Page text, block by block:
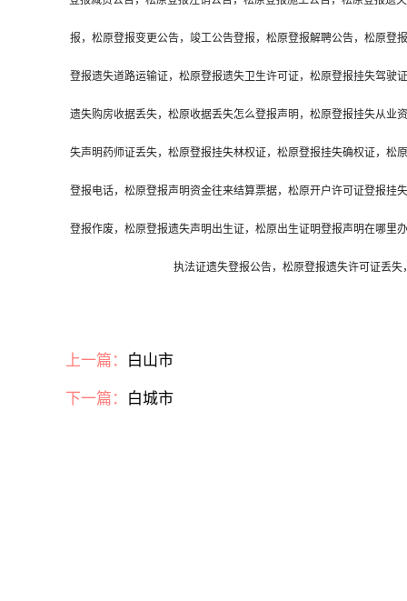
报，松原登报变更公告，竣工公告登报，松原登报解聘公告，松原登
登报遗失道路运输证，松原登报遗失卫生许可证，松原登报挂失驾驶
遗失购房收据丢失，松原收据丢失怎么登报声明，松原登报挂失从业
失声明药师证丢失，松原登报挂失林权证，松原登报挂失确权证，松
登报电话，松原登报声明资金往来结算票据，松原开户许可证登报挂
登报作废，松原登报遗失声明出生证，松原出生证明登报声明在哪里
执法证遗失登报公告，松原登报遗失许可证丢
上一篇： 白山市
下一篇： 白城市